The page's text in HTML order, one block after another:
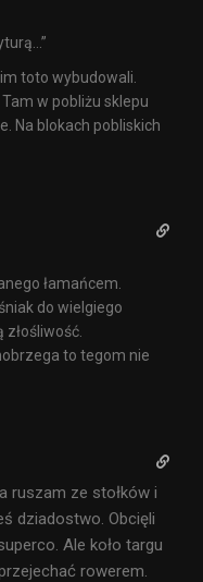
toto wybudowali.
w pobliżu sklepu
Na blokach pobliskich
łamańcem.
do wielgiego
złośliwość.
to tegom nie
ruszam ze stołków i
dziadostwo. Obcięli
Ale koło targu
rowerem.